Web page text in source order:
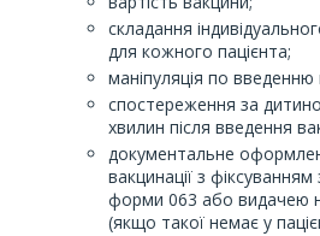
складання
для кожного пацієнта;
маніпуляція по введенню
спостереження за
хвилин після введення
документальне
вакцинації з
форми 063 або видачею
(якщо такої немає у